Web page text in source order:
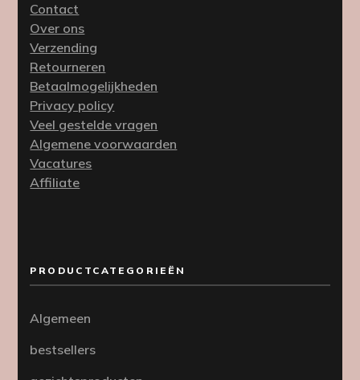
Contact
Over ons
Verzending
Retourneren
Betaalmogelijkheden
Privacy policy
Veel gestelde vragen
Algemene voorwaarden
Vacatures
Affiliate
PRODUCTCATEGORIEËN
Algemeen
bestsellers